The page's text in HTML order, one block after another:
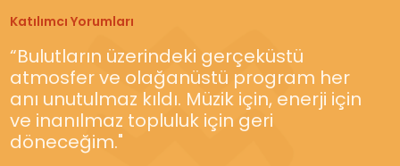
"Babakamp, macera arayanlar için
mutlaka ziyaret edilmesi gereken bir
yer. Açık hava aktiviteleri, büyüleyici
manzaralar ve canlı festival
atmosferinin benzersiz karışımı, onu
ideal bir kaçış noktası yapıyor."
Katılımcı Yorumları
“Bulutların üzerindeki gerçeküstü
atmosfer ve olağanüstü program her
anı unutulmaz kıldı. Müzik için, enerji için
ve inanılmaz topluluk için geri
döneceğim."